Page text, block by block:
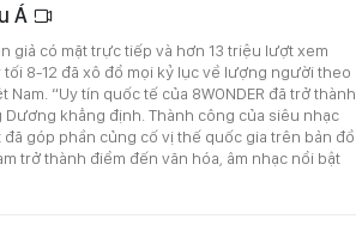
Á
giả có mặt trực tiếp và hơn 13 triệu lượt xem
tối 8-12 đã xô đổ mọi kỷ lục về lượng người theo
Nam. “Uy tín quốc tế của 8WONDER đã trở thành
khẳng định. Thành công của siêu nhạc
góp phần củng cố vị thế quốc gia trên bản đồ
trở thành điểm đến văn hóa, âm nhạc nổi bật